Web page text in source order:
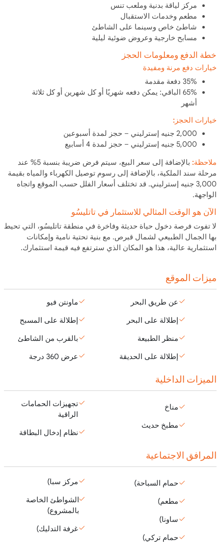
مركز لياقة بدنية وملعب تنس
مطعم وخدمات الاستقبال
شاطئ خاص وسينما على الشاطئ
مسابح خارجية وعروض ضوئية ليلية
خطة الدفع ومعلومات الحجز
خيارات دفع مرنة ومفيدة
35% دفعة مقدمة
65% الباقي: يمكن دفعه شهريًا أو كل شهرين أو كل ثلاثة
أشهر
خيارات الحجز:
2,000 جنيه إسترليني – حجز لمدة أسبوعين
5,000 جنيه إسترليني – حجز لمدة 4 أسابيع
ملاحظة:
بالإضافة إلى سعر البيع، سيتم فرض ضريبة بنسبة 5% عند
مرحلة سند الملكية، بالإضافة إلى رسوم توصيل الكهرباء والمياه بقيمة
3,000 جنيه إسترليني. قد تختلف أسعار الفلل حسب الموقع واتجاه
الواجهة.
الآن هو الوقت المثالي للاستثمار في تاتليسُو
لا تفوت فرصة دخول حياة حديثة وفاخرة في منطقة تاتليسُو، التي تحيط
بها الجمال الطبيعي لشمال قبرص. مع بنية تحتية نامية وإمكانات
استثمارية عالية، هذا هو المكان الذي سترتفع فيه قيمة استثمارك.
ميزات الموقع
عن طريق البحر
إطلالة على البحر
منظر الطبيعة
إطلالة على الحديقة
ماونتن فيو
إطلالة على المسبح
بالقرب من الشاطئ
عرض 360 درجة
الميزات الداخلية
مناخ
مطبخ حديث
تجهيزات الحمامات
الراقية
نظام إدخال البطاقة
المرافق الاجتماعية
حمام السباحة)
مطعم)
ساونا)
حمام تركي)
مركز سبا)
الشواطئ الخاصة
بالمشروع)
غرفة التدليك)